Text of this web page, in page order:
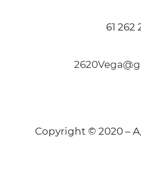
61 262
Copyright © 2020 –